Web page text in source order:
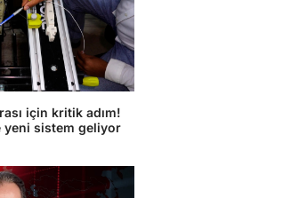
için kritik adım!
yeni sistem geliyor